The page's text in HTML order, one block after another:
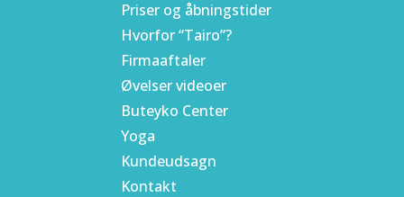
Priser og åbningstider
Hvorfor “Tairo”?
Firmaaftaler
Øvelser videoer
Buteyko Center
Yoga
Kundeudsagn
Kontakt